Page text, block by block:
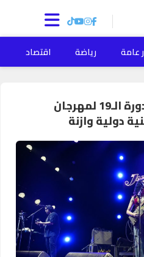
عامة رياضة اقتصاد
الدار البيضاء تحتضن الدورة الـ19 لمهرجان
دولية وازنة